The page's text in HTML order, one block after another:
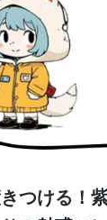
つける！